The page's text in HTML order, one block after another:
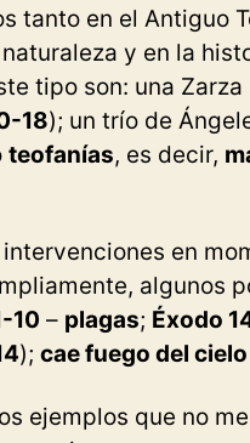
tanto en el Antiguo
y en la
tipo son: una
18); un trío de
teofanías, es decir,
en
algunos
10 – plagas; Éxodo
); cae fuego del cielo
ejemplos que no